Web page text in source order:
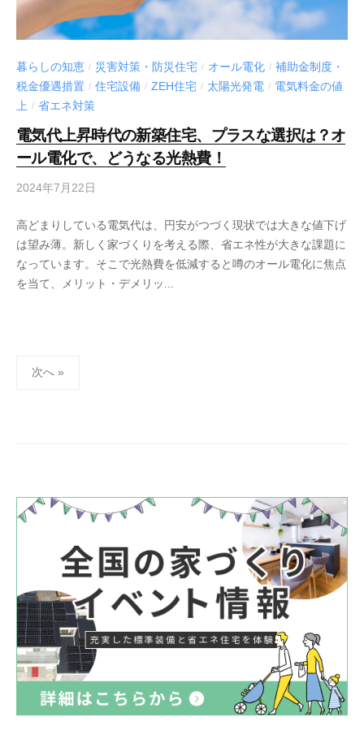
暮らしの知恵 / 災害対策・防災住宅 / オール電化 / 補助金制度・
税金優遇措置 / 住宅設備 / ZEH住宅 / 太陽光発電 / 電気料金の値
上 / 省エネ対策
電気代上昇時代の新築住宅、プラスな選択は？オ
ール電化で、どうなる光熱費！
2024年7月22日
高どまりしている電気代は、円安がつづく現状では大きな値下げ
は望み薄。新しく家づくりを考える際、省エネ性が大きな課題に
なっています。そこで光熱費を低減すると噂のオール電化に焦点
を当て、メリット・デメリッ...
送
り
次へ »